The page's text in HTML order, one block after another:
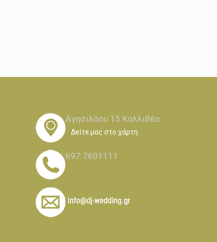
Αγησιλάου 15 Καλλιθέα
Δείτε μας στο χάρτη
697 7601111